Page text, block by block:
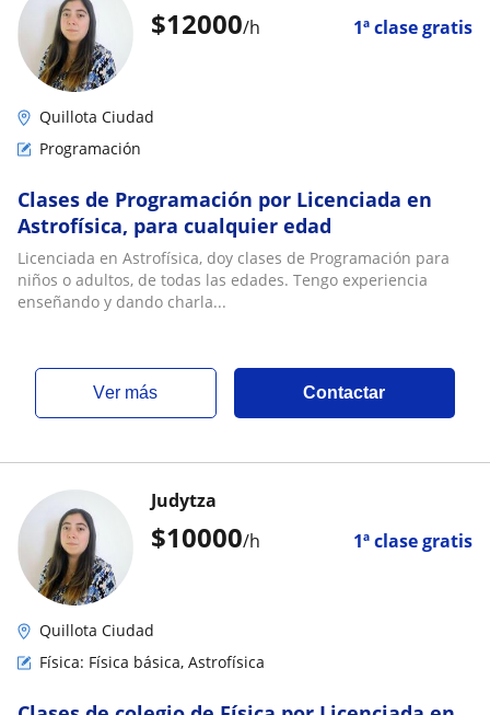
$12000/h 1ª clase gratis
Quillota Ciudad
Programación
Clases de Programación por Licenciada en
Astrofísica, para cualquier edad
Licenciada en Astrofísica, doy clases de Programación para
niños o adultos, de todas las edades. Tengo experiencia
enseñando y dando charla...
ver más Contactar
$10000/h 1ª clase gratis
Judytza
Quillota Ciudad
Física: Física básica, Astrofísica